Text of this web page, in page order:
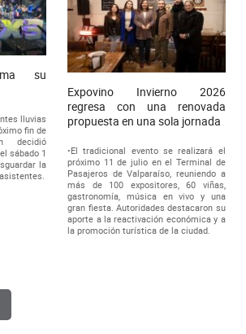
su
lluvias
fin de
decidió
sábado 1
la
Expovino Invierno 2026
regresa con una renovada
propuesta en una sola jornada
•El tradicional evento se realizará el
próximo 11 de julio en el Terminal de
Pasajeros de Valparaíso, reuniendo a
más de 100 expositores, 60 viñas,
gastronomía, música en vivo y una
gran fiesta. Autoridades destacaron su
aporte a la reactivación económica y a
la promoción turística de la ciudad.